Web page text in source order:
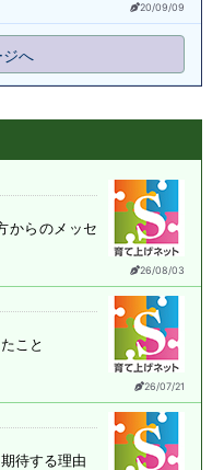
20/09/09
へ
26/08/03
からのメッセ
26/07/21
こと
待する理由